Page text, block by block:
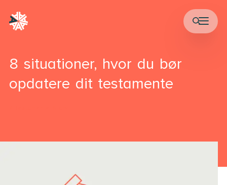
8 situationer, hvor du bør
opdatere dit testamente